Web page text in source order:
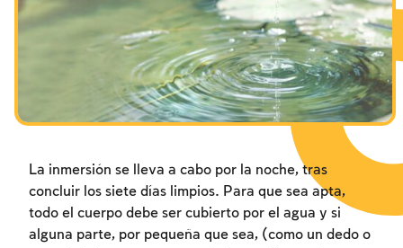
Los ayunos por la destrucción del Templo
La inmersión se lleva a cabo por la noche, tras
concluir los siete días limpios. Para que sea apta,
todo el cuerpo debe ser cubierto por el agua y si
alguna parte, por pequeña que sea, (como un dedo o